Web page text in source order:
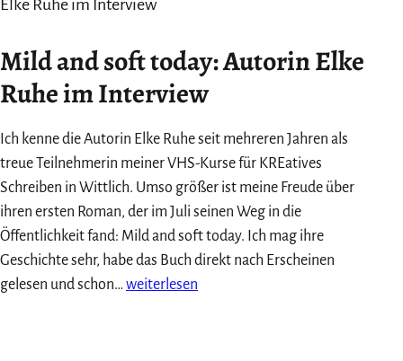
Mild and soft today: Autorin Elke
Ruhe im Interview
Ich kenne die Autorin Elke Ruhe seit mehreren Jahren als
treue Teilnehmerin meiner VHS-Kurse für KREatives
Schreiben in Wittlich. Umso größer ist meine Freude über
ihren ersten Roman, der im Juli seinen Weg in die
Öffentlichkeit fand: Mild and soft today. Ich mag ihre
Geschichte sehr, habe das Buch direkt nach Erscheinen
gelesen und schon… Mild
weiterlesen